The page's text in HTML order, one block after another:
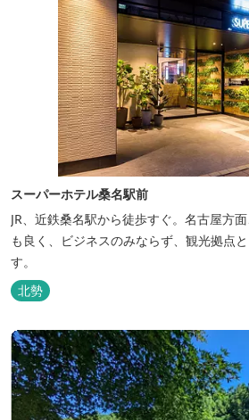
スーパーホテル桑名駅前
JR、近鉄桑名駅から徒歩すぐ。名古屋方
も良く、ビジネスのみならず、観光拠点
す。
北勢